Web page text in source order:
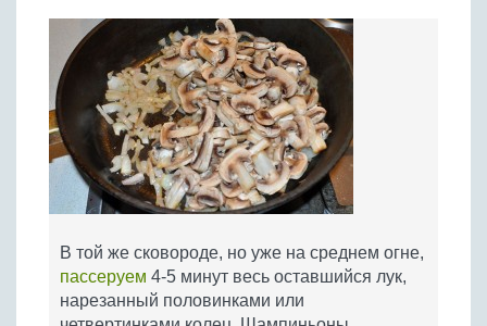
В той же сковороде, но уже на среднем огне,
пассеруем 4-5 минут весь оставшийся лук,
нарезанный половинками или